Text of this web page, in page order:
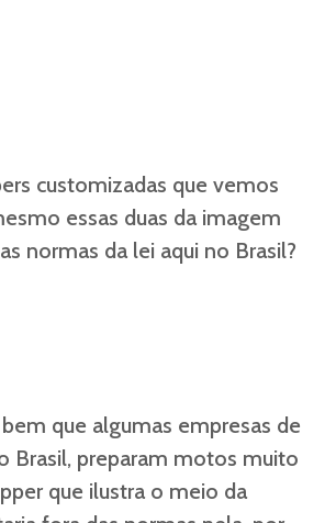
customizadas que vemos
essas duas da imagem
normas da lei aqui no Brasil?
que algumas empresas de
Brasil, preparam motos muito
que ilustra o meio da